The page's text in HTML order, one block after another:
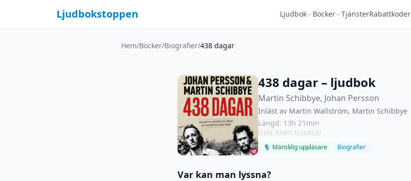
Ljudbokstoppen Ljudbok Böcker TjänsterRabattkoder
Hem/Böcker/Biografier/438 dagar
438 dagar – ljudbok
Martin Schibbye, Johan Persson
Inläst av Martin Wallström, Martin Schibbye
Längd: 13h 21min
ISBN: 9789170368530
🎙 Mänsklig uppläsare
Biografier
Var kan man lyssna?